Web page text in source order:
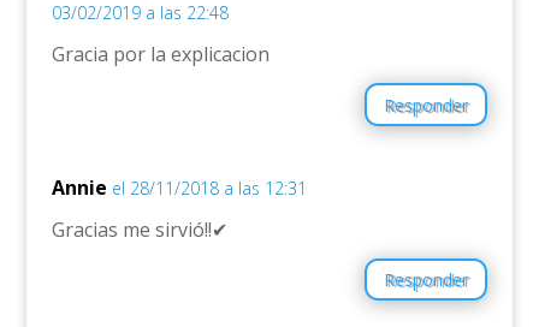
03/02/2019 a las 22:48
Gracia por la explicacion
Responder
Annie el 28/11/2018 a las 12:31
Gracias me sirvió!!✔
Responder